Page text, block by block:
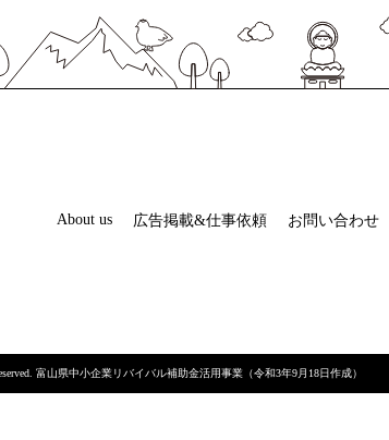
About us 広告掲載&仕事依頼 お問い合わせ
富山県中小企業リバイバル補助金活用事業（令和3年9月18日作成）